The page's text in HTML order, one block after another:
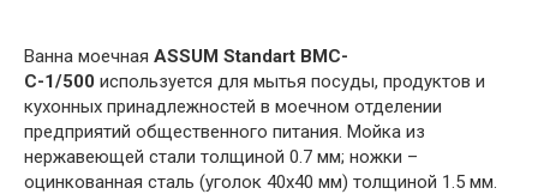
Ванна моечная ASSUM Standart ВМС-
С-1/500 используется для мытья посуды, продуктов и
кухонных принадлежностей в моечном отделении
предприятий общественного питания. Мойка из
нержавеющей стали толщиной 0.7 мм; ножки –
оцинкованная сталь (уголок 40х40 мм) толщиной 1.5 мм.